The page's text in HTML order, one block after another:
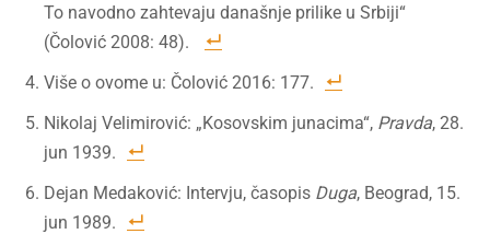
To navodno zahtevaju današnje prilike u Srbiji“
(Čolović 2008: 48).
Više o ovome u: Čolović 2016: 177.
Nikolaj Velimirović: „Kosovskim junacima“, Pravda, 28.
jun 1939.
Dejan Medaković: Intervju, časopis Duga, Beograd, 15.
jun 1989.